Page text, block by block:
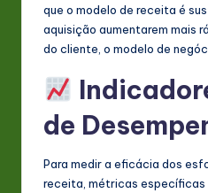
que o modelo de receita é
aquisição aumentarem mais
do cliente, o modelo de
de
Para medir a eficácia dos
receita, métricas específicas